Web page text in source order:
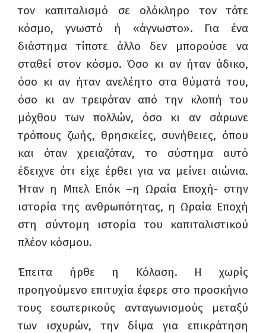
τον καπιταλισμό σε ολόκληρο τον τότε
κόσμο, γνωστό ή «άγνωστο». Για ένα
διάστημα τίποτε άλλο δεν μπορούσε να
σταθεί στον κόσμο. Όσο κι αν ήταν άδικο,
όσο κι αν ήταν ανελέητο στα θύματά του,
όσο κι αν τρεφόταν από την κλοπή του
μόχθου των πολλών, όσο κι αν σάρωνε
τρόπους ζωής, θρησκείες, συνήθειες, όπου
και όταν χρειαζόταν, το σύστημα αυτό
έδειχνε ότι είχε έρθει για να μείνει αιώνια.
Ήταν η Μπελ Επόκ –η Ωραία Εποχή- στην
ιστορία της ανθρωπότητας, η Ωραία Εποχή
στη σύντομη ιστορία του καπιταλιστικού
πλέον κόσμου.
Έπειτα ήρθε η Κόλαση. Η χωρίς
προηγούμενο επιτυχία έφερε στο προσκήνιο
τους εσωτερικούς ανταγωνισμούς μεταξύ
των ισχυρών, την δίψα για επικράτηση